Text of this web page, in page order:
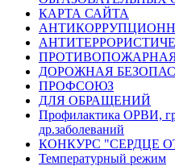
КАРТА САЙТА
ДОРОЖНАЯ
ПРОФСОЮЗ
ДЛЯ ОБРАЩЕНИЙ
Профилактика ОРВИ,
др.заболеваний
КОНКУРС "СЕРДЦЕ
Температурный режим